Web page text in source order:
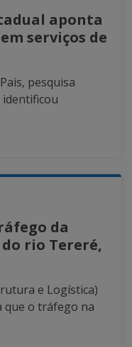
aponta
serviços de
pesquisa
identificou
da
rio Tereré,
e Logística)
que o tráfego na